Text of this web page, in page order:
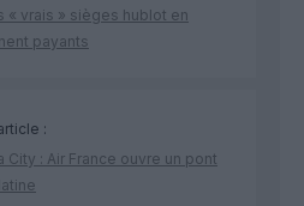
« vrais » sièges hublot en
payants
:
City : Air France ouvre un pont